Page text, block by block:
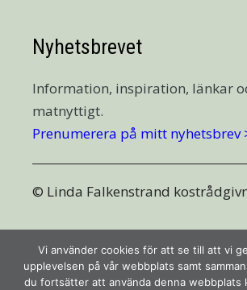
Nyhetsbrevet
Information, inspiration, länkar
matnyttigt.
Prenumerera på mitt nyhetsbrev
© Linda Falkenstrand
Vi använder cookies för att se till att vi
upplevelsen på vår webbplats samt
du fortsätter att använda denna webbplats